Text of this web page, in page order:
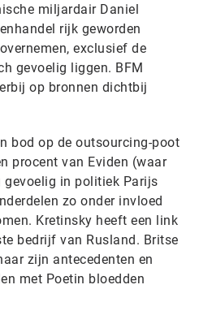
miljardair Daniel
rijk geworden
exclusief de
gevoelig liggen. BFM
op bronnen dichtbij
bod op de outsourcing-poot
procent van Eviden (waar
in politiek Parijs
zo onder invloed
Kretinsky heeft een link
bedrijf van Rusland. Britse
zijn antecedenten en
met Poetin bloedden